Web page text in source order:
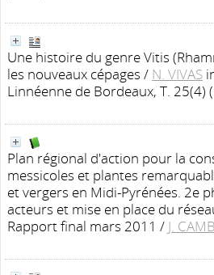
Une histoire du genre Vitis
les nouveaux cépages / N. VIVAS
Linnéenne de Bordeaux, T. 25(4)
Plan régional d'action pour la
messicoles et plantes
et vergers en Midi-Pyrénées. 2e
acteurs et mise en place du
Rapport final mars 2011 / J.